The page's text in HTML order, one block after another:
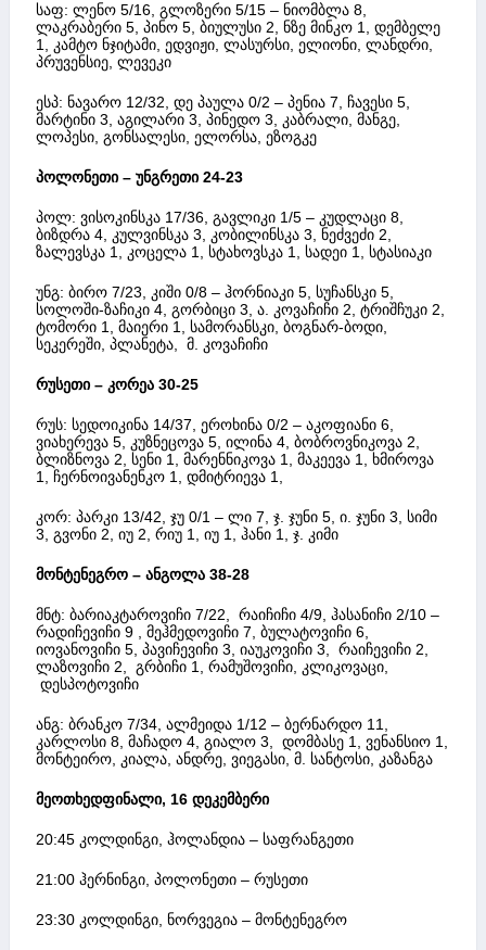
საფ: ლენო 5/16, გლოზერი 5/15 – ნიომბლა 8,
ლაკრაბერი 5, პინო 5, ბიულუსი 2, ნზე მინკო 1, დემბელე
1, კამტო ნჯიტამი, ედვიჟი, ლასურსი, ელიონი, ლანდრი,
პრუვენსიე, ლევეკი
ესპ: ნავარო 12/32, დე პაულა 0/2 – პენია 7, ჩავესი 5,
მარტინი 3, აგილარი 3, პინედო 3, კაბრალი, მანგე,
ლოპესი, გონსალესი, ელორსა, ეზოგკე
პოლონეთი – უნგრეთი 24-23
პოლ: ვისოკინსკა 17/36, გავლიკი 1/5 – კუდლაცი 8,
ბიზდრა 4, კულვინსკა 3, კობილინსკა 3, ნეძვეძი 2,
ზალევსკა 1, კოცელა 1, სტახოვსკა 1, სადეი 1, სტასიაკი
უნგ: ბირო 7/23, კიში 0/8 – ჰორნიაკი 5, სუჩანსკი 5,
სოლოში-ზაჩიკი 4, გორბიცი 3, ა. კოვაჩიჩი 2, ტრიშჩუკი 2,
ტომორი 1, მაიერი 1, სამორანსკი, ბოგნარ-ბოდი,
სეკერეში, პლანეტა, მ. კოვაჩიჩი
რუსეთი – კორეა 30-25
რუს: სედოიკინა 14/37, ეროხინა 0/2 – აკოფიანი 6,
ვიახერევა 5, კუზნეცოვა 5, ილინა 4, ბობროვნიკოვა 2,
ბლიზნოვა 2, სენი 1, მარენნიკოვა 1, მაკეევა 1, ხმიროვა
1, ჩერნოივანენკო 1, დმიტრიევა 1,
კორ: პარკი 13/42, ჯუ 0/1 – ლი 7, ჯ. ჯუნი 5, ი. ჯუნი 3, სიმი
3, გვონი 2, იუ 2, რიუ 1, იუ 1, ჰანი 1, ჯ. კიმი
მონტენეგრო – ანგოლა 38-28
მნტ: ბარიაკტაროვიჩი 7/22, რაიჩიჩი 4/9, ჰასანიჩი 2/10 –
რადიჩევიჩი 9 , მეჰმედოვიჩი 7, ბულატოვიჩი 6,
იოვანოვიჩი 5, პავიჩევიჩი 3, იაუკოვიჩი 3, რაიჩევიჩი 2,
ლაზოვიჩი 2, გრბიჩი 1, რამუშოვიჩი, კლიკოვაცი,
დესპოტოვიჩი
ანგ: ბრანკო 7/34, ალმეიდა 1/12 – ბერნარდო 11,
კარლოსი 8, მაჩადო 4, გიალო 3, დომბასე 1, ვენანსიო 1,
მონტეირო, კიალა, ანდრე, ვიეგასი, მ. სანტოსი, კაზანგა
მეოთხედფინალი, 16 დეკემბერი
20:45 კოლდინგი, ჰოლანდია – საფრანგეთი
21:00 ჰერნინგი, პოლონეთი – რუსეთი
23:30 კოლდინგი, ნორვეგია – მონტენეგრო